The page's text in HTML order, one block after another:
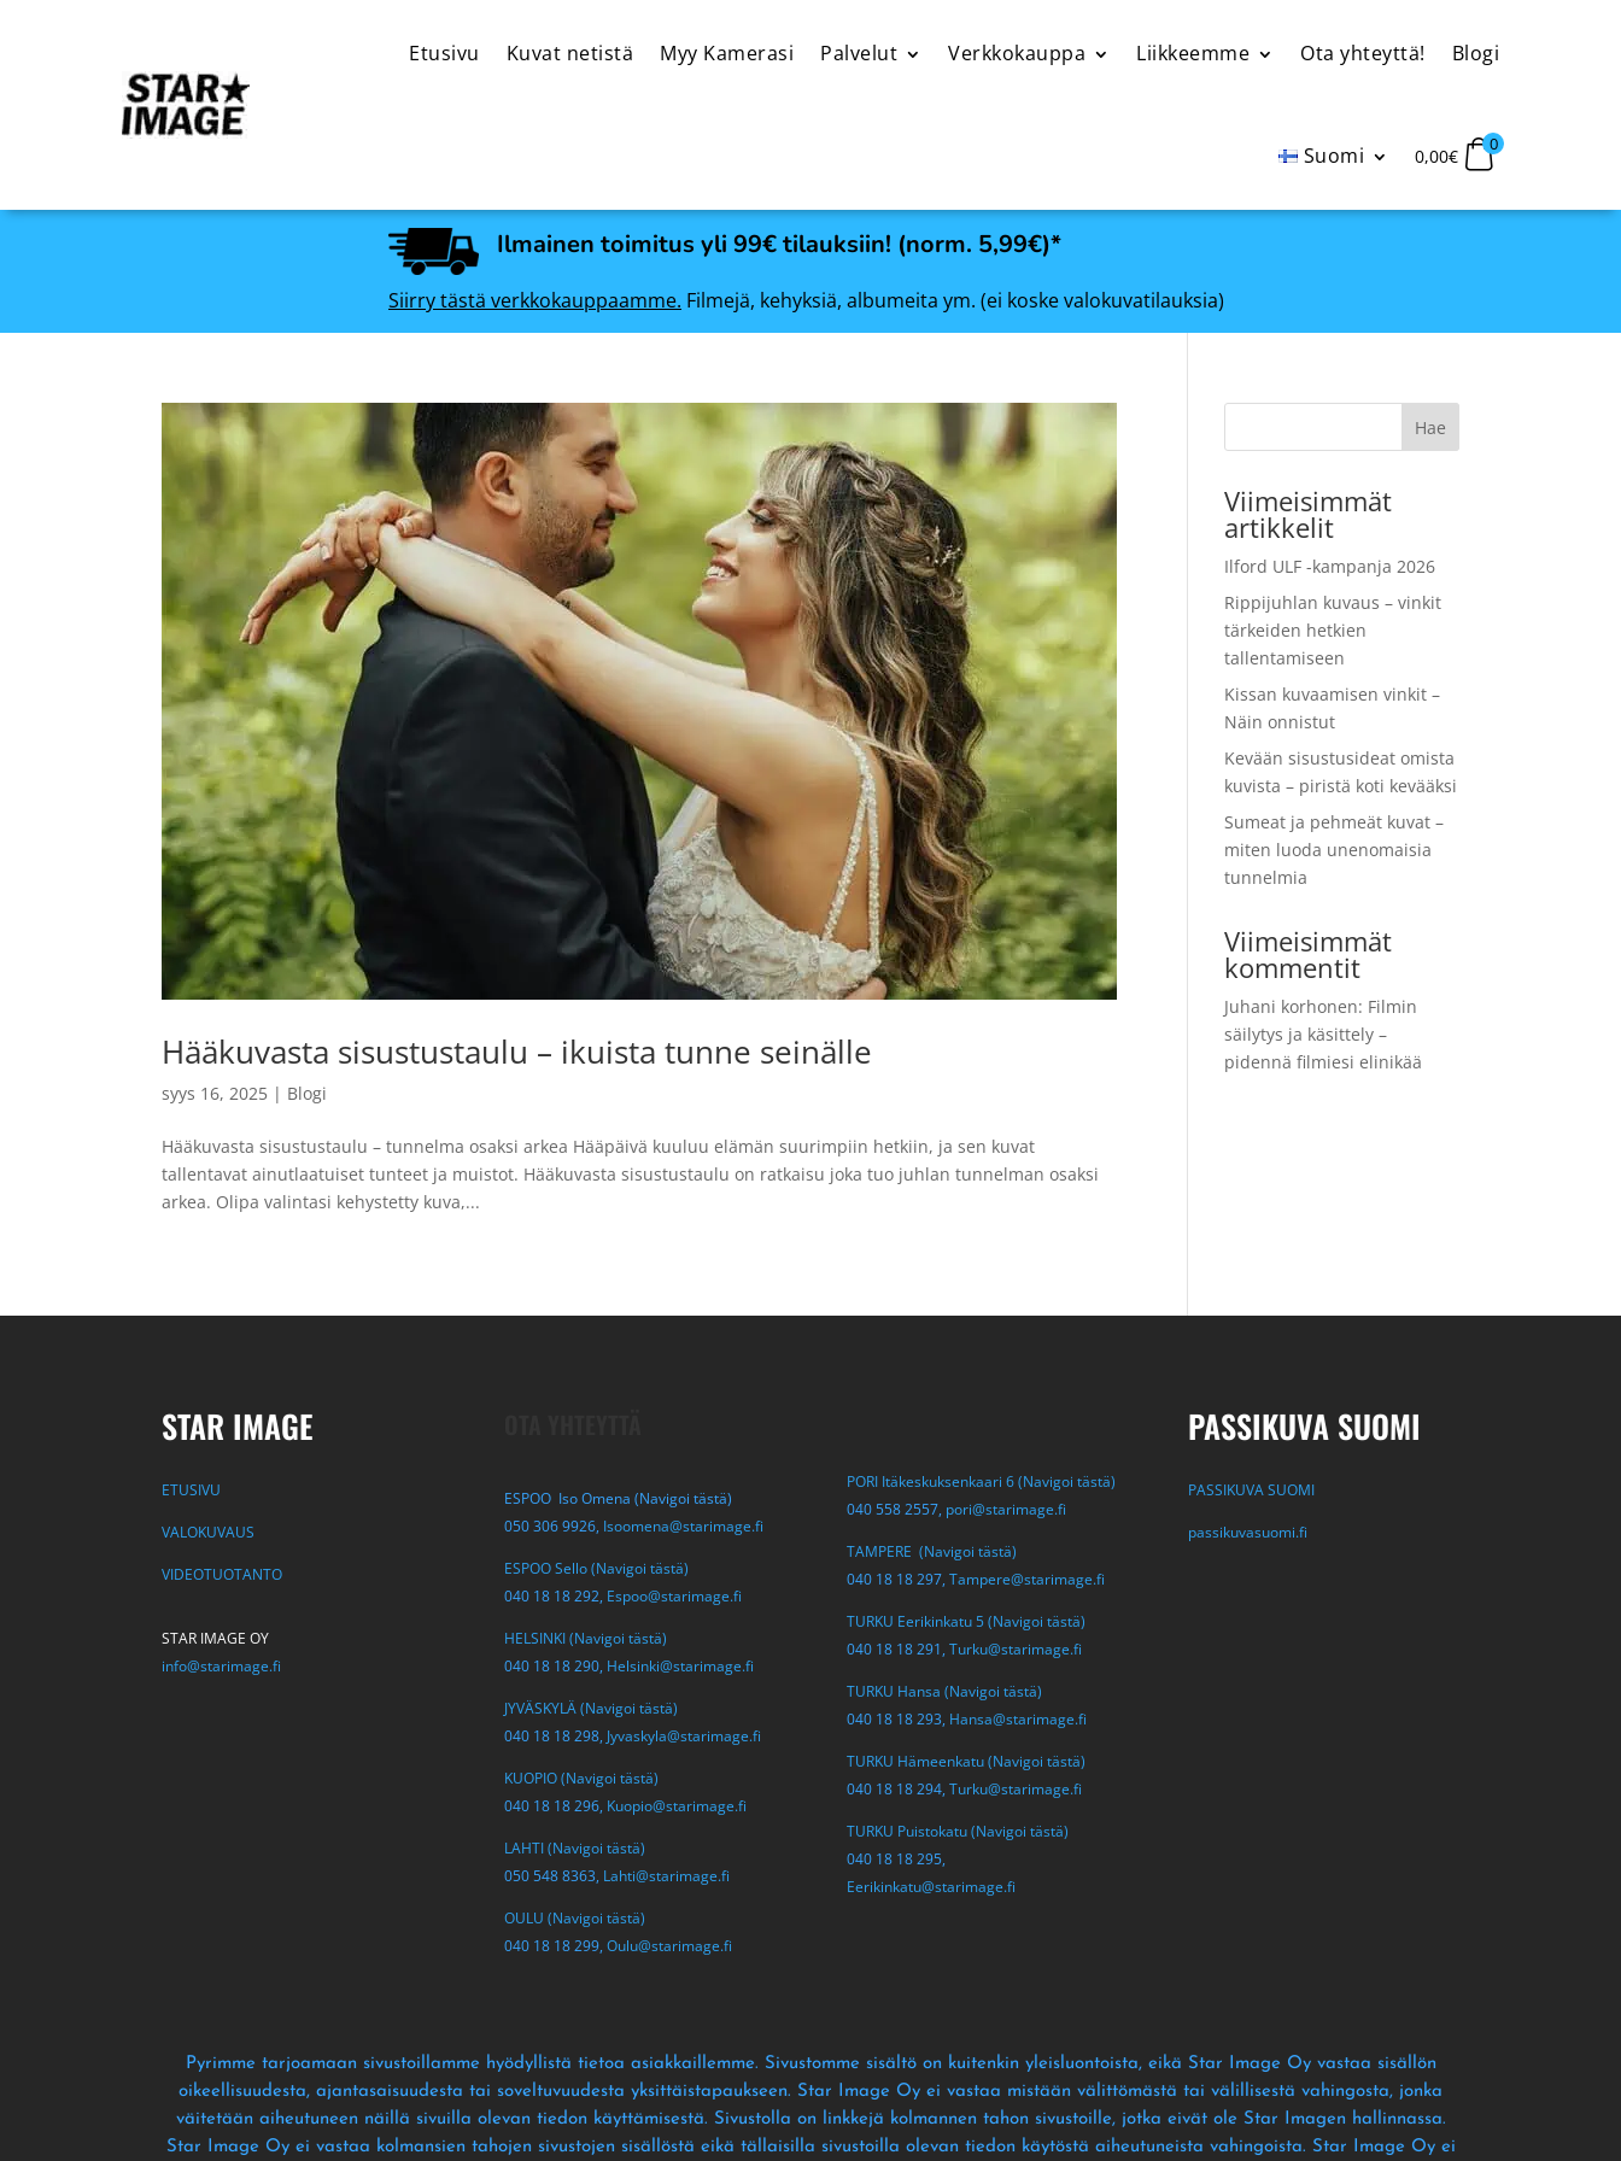
Etusivu Kuvat netistä Myy Kamerasi Palvelut Verkkokauppa Liikkeemme Ota yhteyttä! Blogi
Suomi 0,00€
0
Ilmainen toimitus yli 99€ tilauksiin! (norm. 5,99€)*
Siirry tästä verkkokauppaamme. Filmejä, kehyksiä, albumeita ym. (ei koske valokuvatilauksia)
Hääkuvasta sisustustaulu – ikuista tunne seinälle
syys 16, 2025 | Blogi
Hääkuvasta sisustustaulu – tunnelma osaksi arkea Hääpäivä kuuluu elämän suurimpiin hetkiin, ja sen kuvat
tallentavat ainutlaatuiset tunteet ja muistot. Hääkuvasta sisustustaulu on ratkaisu joka tuo juhlan tunnelman osaksi
arkea. Olipa valintasi kehystetty kuva,...
Viimeisimmät
artikkelit
Ilford ULF -kampanja 2026
Rippijuhlan kuvaus – vinkit
tärkeiden hetkien
tallentamiseen
Kissan kuvaamisen vinkit –
Näin onnistut
Kevään sisustusideat omista
kuvista – piristä koti kevääksi
Sumeat ja pehmeät kuvat –
miten luoda unenomaisia
tunnelmia
Viimeisimmät
kommentit
Juhani korhonen: Filmin
säilytys ja käsittely –
pidennä filmiesi elinikää
STAR IMAGE
ETUSIVU
VALOKUVAUS
VIDEOTUOTANTO
STAR IMAGE OY
info@starimage.fi
ESPOO Iso Omena (Navigoi tästä)
050 306 9926, Isoomena@starimage.fi
ESPOO Sello (Navigoi tästä)
040 18 18 292, Espoo@starimage.fi
HELSINKI (Navigoi tästä)
040 18 18 290, Helsinki@starimage.fi
JYVÄSKYLÄ (Navigoi tästä)
040 18 18 298, Jyvaskyla@starimage.fi
KUOPIO (Navigoi tästä)
040 18 18 296, Kuopio@starimage.fi
LAHTI (Navigoi tästä)
050 548 8363, Lahti@starimage.fi
OULU (Navigoi tästä)
040 18 18 299, Oulu@starimage.fi
PORI Itäkeskuksenkaari 6 (Navigoi tästä)
040 558 2557, pori@starimage.fi
TAMPERE (Navigoi tästä)
040 18 18 297, Tampere@starimage.fi
TURKU Eerikinkatu 5 (Navigoi tästä)
040 18 18 291, Turku@starimage.fi
TURKU Hansa (Navigoi tästä)
040 18 18 293, Hansa@starimage.fi
TURKU Hämeenkatu (Navigoi tästä)
040 18 18 294, Turku@starimage.fi
TURKU Puistokatu (Navigoi tästä)
040 18 18 295,
Eerikinkatu@starimage.fi
PASSIKUVA SUOMI
PASSIKUVA SUOMI
passikuvasuomi.fi
Pyrimme tarjoamaan sivustoillamme hyödyllistä tietoa asiakkaillemme. Sivustomme sisältö on kuitenkin yleisluontoista, eikä Star Image Oy vastaa sisällön
oikeellisuudesta, ajantasaisuudesta tai soveltuvuudesta yksittäistapaukseen. Star Image Oy ei vastaa mistään välittömästä tai välillisestä vahingosta, jonka
väitetään aiheutuneen näillä sivuilla olevan tiedon käyttämisestä. Sivustolla on linkkejä kolmannen tahon sivustoille, jotka eivät ole Star Imagen hallinnassa.
Star Image Oy ei vastaa kolmansien tahojen sivustojen sisällöstä eikä tällaisilla sivustoilla olevan tiedon käytöstä aiheutuneista vahingoista. Star Image Oy ei